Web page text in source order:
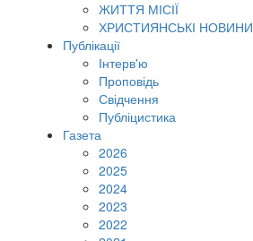
ЖИТТЯ МІСІЇ
ХРИСТИЯНСЬКІ НОВИНИ
Публікації
Інтерв'ю
Проповідь
Свідчення
Публіцистика
Газета
2026
2025
2024
2023
2022